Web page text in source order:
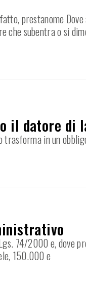
prestanome
che subentra o si
il datore di
in un
74/2000 e, dove
150.000 e